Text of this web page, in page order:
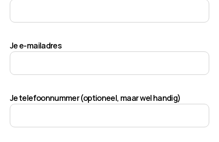
Je e-mailadres
Je telefoonnummer (optioneel, maar wel handig)